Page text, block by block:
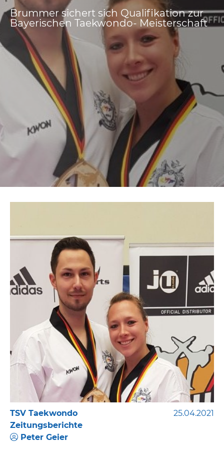
Brummer sichert sich Qualifikation zur
Bayerischen Taekwondo- Meisterschaft
TSV Taekwondo
Zeitungsberichte
Peter Geier
25.04.2021